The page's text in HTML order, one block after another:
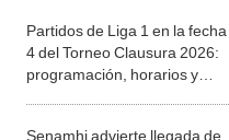
Partidos de Liga 1 en la fecha
4 del Torneo Clausura 2026:
programación, horarios y
Senamhi advierte llegada de